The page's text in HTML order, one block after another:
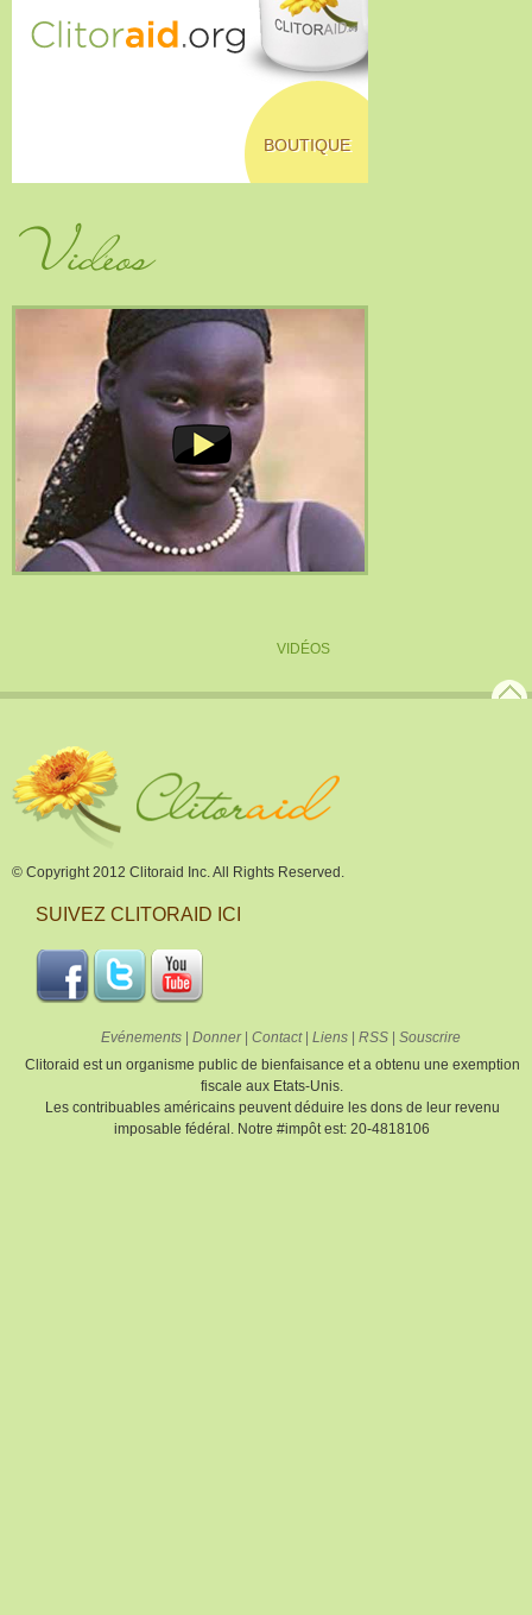
BOUTIQUE
Vidéos
VIDÉOS
© Copyright 2012 Clitoraid Inc. All Rights Reserved.
SUIVEZ CLITORAID ICI
Evénements Donner| Contact| Liens RSS
Souscrire
Clitoraid est un organisme public de bienfaisance et a obtenu une exemption
fiscale aux Etats-Unis.
Les contribuables américains peuvent déduire les dons de leur revenu
imposable fédéral. Notre #impôt est: 20-4818106